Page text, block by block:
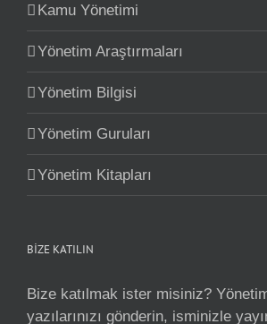
Kamu Yönetimi
Yönetim Araştırmaları
Yönetim Bilgisi
Yönetim Guruları
Yönetim Kitapları
BİZE KATILIN
Bize katılmak ister misiniz?
yazılarınızı gönderin, isminizle